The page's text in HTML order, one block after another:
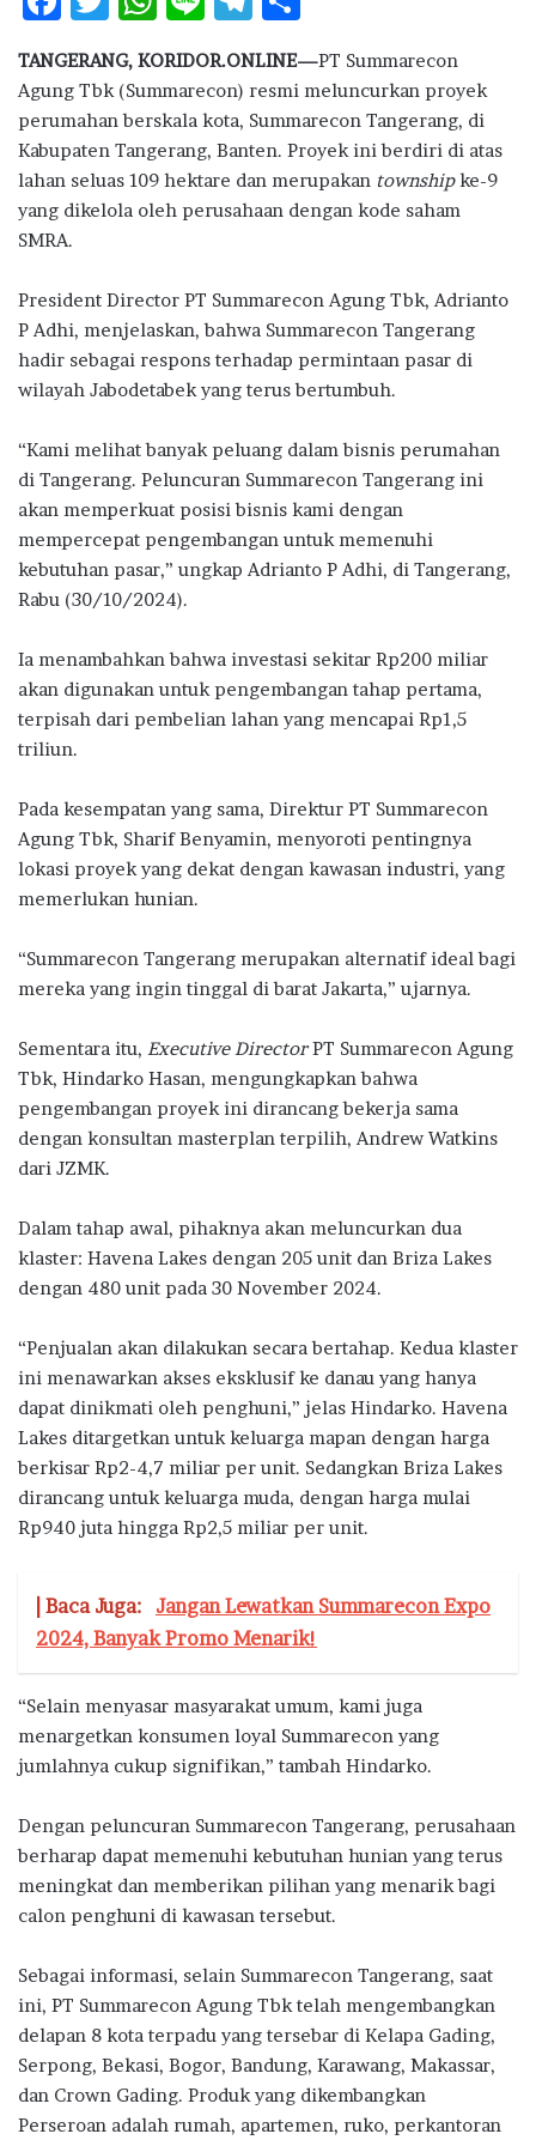
e
b
o
o
k
it
te
r
at
s
A
p
p
e e
g
ra
m
ar
e
TANGERANG, KORIDOR.ONLINE—PT Summarecon
Agung Tbk (Summarecon) resmi meluncurkan proyek
perumahan berskala kota, Summarecon Tangerang, di
Kabupaten Tangerang, Banten. Proyek ini berdiri di atas
lahan seluas 109 hektare dan merupakan townshipke-9
yang dikelola oleh perusahaan dengan kode saham
SMRA.
President Director PT Summarecon Agung Tbk, Adrianto
P Adhi, menjelaskan, bahwa Summarecon Tangerang
hadir sebagai respons terhadap permintaan pasar di
wilayah Jabodetabek yang terus bertumbuh.
“Kami melihat banyak peluang dalam bisnis perumahan
di Tangerang. Peluncuran Summarecon Tangerang ini
akan memperkuat posisi bisnis kami dengan
mempercepat pengembangan untuk memenuhi
kebutuhan pasar,” ungkap Adrianto P Adhi, di Tangerang,
Rabu (30/10/2024).
Ia menambahkan bahwa investasi sekitar Rp200 miliar
akan digunakan untuk pengembangan tahap pertama,
terpisah dari pembelian lahan yang mencapai Rp1,5
triliun.
Pada kesempatan yang sama, Direktur PT Summarecon
Agung Tbk, Sharif Benyamin, menyoroti pentingnya
lokasi proyek yang dekat dengan kawasan industri, yang
memerlukan hunian.
“Summarecon Tangerang merupakan alternatif ideal bagi
mereka yang ingin tinggal di barat Jakarta,” ujarnya.
Sementara itu, Executive DirectorPT Summarecon Agung
Tbk, Hindarko Hasan, mengungkapkan bahwa
pengembangan proyek ini dirancang bekerja sama
dengan konsultan masterplan terpilih, Andrew Watkins
dari JZMK.
Dalam tahap awal, pihaknya akan meluncurkan dua
klaster: Havena Lakes dengan 205 unit dan Briza Lakes
dengan 480 unit pada 30 November 2024.
“Penjualan akan dilakukan secara bertahap. Kedua klaster
ini menawarkan akses eksklusif ke danau yang hanya
dapat dinikmati oleh penghuni,” jelas Hindarko. Havena
Lakes ditargetkan untuk keluarga mapan dengan harga
berkisar Rp2-4,7 miliar per unit. Sedangkan Briza Lakes
dirancang untuk keluarga muda, dengan harga mulai
Rp940 juta hingga Rp2,5 miliar per unit.
| Baca Juga:
Jangan Lewatkan Summarecon Expo
2024, Banyak Promo Menarik!
“Selain menyasar masyarakat umum, kami juga
menargetkan konsumen loyal Summarecon yang
jumlahnya cukup signifikan,” tambah Hindarko.
Dengan peluncuran Summarecon Tangerang, perusahaan
berharap dapat memenuhi kebutuhan hunian yang terus
meningkat dan memberikan pilihan yang menarik bagi
calon penghuni di kawasan tersebut.
Sebagai informasi, selain Summarecon Tangerang, saat
ini, PT Summarecon Agung Tbk telah mengembangkan
delapan 8 kota terpadu yang tersebar di Kelapa Gading,
Serpong, Bekasi, Bogor, Bandung, Karawang, Makassar,
dan Crown Gading. Produk yang dikembangkan
Perseroan adalah rumah, apartemen, ruko, perkantoran